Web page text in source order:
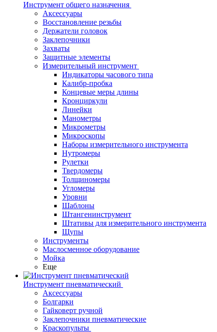
Инструмент общего назначения
Аксессуары
Восстановление резьбы
Держатели головок
Заклепочники
Захваты
Защитные элементы
Измерительный инструмент
Индикаторы часового типа
Калибр-пробка
Концевые меры длины
Кронциркули
Линейки
Манометры
Микрометры
Микроскопы
Наборы измерительного инструмента
Нутромеры
Рулетки
Твердомеры
Толщиномеры
Угломеры
Уровни
Шаблоны
Штангенинструмент
Штативы для измерительного инструмента
Щупы
Инструменты
Маслосменное оборудование
Мойка
Еще
Инструмент пневматический
Аксессуары
Болгарки
Гайковерт ручной
Заклепочники пневматические
Краскопульты